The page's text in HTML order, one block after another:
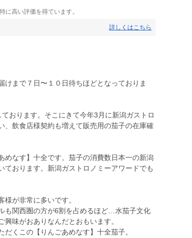
に高い評価を得ています。
詳しくはこちら
まで７日〜１０日待ちほどとなっておりま
おります。そこにきて今年3月に新潟ガストロ
、飲食店様契約も増えて販売用の茄子の在庫確
めなす】十全です。茄子の消費数日本一の新潟
おります。新潟ガストロノミーアワードでも
が非常に多いです。
も関西圏の方が6割を占めるほど…水茄子文化
味がおありなんだとおもいます。
くこの【りんごあめなす】十全茄子。